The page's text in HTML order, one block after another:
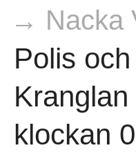
→ Nacka
Polis
klockan